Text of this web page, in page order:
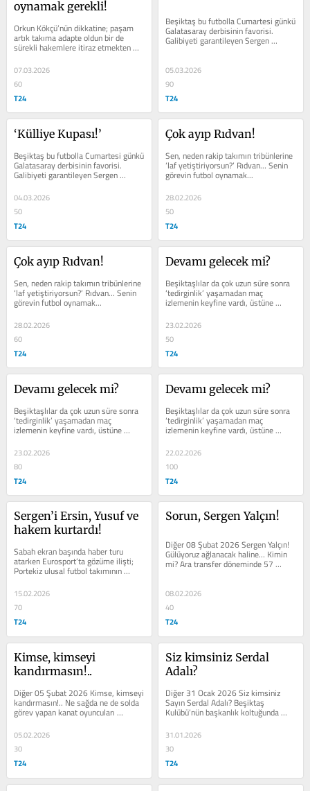
oynamak gerekli!
Orkun Kökçü’nün dikkatine; paşam
artık takıma adapte oldun bir de
sürekli hakemlere itiraz etmekten
duran...
07.03.2026
60
T24
Beşiktaş bu futbolla Cumartesi günkü
Galatasaray derbisinin favorisi.
Galibiyeti garantileyen Sergen
Yalçın’ın ikinci yarıda ‘as’...
05.03.2026
90
T24
‘Külliye Kupası!’
Beşiktaş bu futbolla Cumartesi günkü
Galatasaray derbisinin favorisi.
Galibiyeti garantileyen Sergen
Yalçın’ın ikinci yarıda ‘as’...
04.03.2026
50
T24
Çok ayıp Rıdvan!
Sen, neden rakip takımın tribünlerine
‘laf yetiştiriyorsun?’ Rıdvan… Senin
görevin futbol oynamak...
28.02.2026
50
T24
Çok ayıp Rıdvan!
Sen, neden rakip takımın tribünlerine
‘laf yetiştiriyorsun?’ Rıdvan… Senin
görevin futbol oynamak...
28.02.2026
60
T24
Devamı gelecek mi?
Beşiktaşlılar da çok uzun süre sonra
‘tedirginlik’ yaşamadan maç
izlemenin keyfine vardı, üstüne
üstlük birbirinden güzel gollere...
23.02.2026
50
T24
Devamı gelecek mi?
Beşiktaşlılar da çok uzun süre sonra
‘tedirginlik’ yaşamadan maç
izlemenin keyfine vardı, üstüne
üstlük birbirinden güzel gollere...
23.02.2026
80
T24
Devamı gelecek mi?
Beşiktaşlılar da çok uzun süre sonra
‘tedirginlik’ yaşamadan maç
izlemenin keyfine vardı, üstüne
üstlük birbirinden güzel gollere...
22.02.2026
100
T24
Sergen’i Ersin, Yusuf ve
hakem kurtardı!
Sabah ekran başında haber turu
atarken Eurosport’ta gözüme ilişti;
Portekiz ulusal futbol takımının
Martinez’in...
15.02.2026
70
T24
Sorun, Sergen Yalçın!
Diğer 08 Şubat 2026 Sergen Yalçın!
Gülüyoruz ağlanacak haline… Kimin
mi? Ara transfer döneminde 57
08.02.2026
40
T24
Kimse, kimseyi
kandırmasın!..
Diğer 05 Şubat 2026 Kimse, kimseyi
kandırmasın!.. Ne sağda ne de solda
görev yapan kanat oyuncuları
becerikli ve üretken. Bu da
yetmezmiş...
05.02.2026
30
T24
Siz kimsiniz Serdal
Adalı?
Diğer 31 Ocak 2026 Siz kimsiniz
Sayın Serdal Adalı? Beşiktaş
Kulübü’nün başkanlık koltuğunda
oturan Serdar Adalı’nın basın...
31.01.2026
30
T24